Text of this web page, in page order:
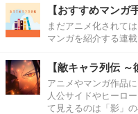
【おすすめマンガ
まだアニメ化されて
マンガを紹介する連載
【敵キャラ列伝
アニメやマンガ作品
人公サイドやヒーロ
て見えるのは「影」